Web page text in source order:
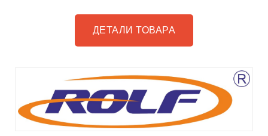
ДЕТАЛИ ТОВАРА